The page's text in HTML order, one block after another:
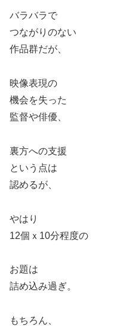
バラバラで
つながりのない
作品群だが、
映像表現の
機会を失った
監督や俳優、
裏方への支援
という点は
認めるが、
やはり
12個ｘ10分程度の
お題は
詰め込み過ぎ。
もちろん、